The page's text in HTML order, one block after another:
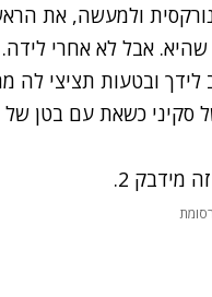
ולמעשה, את
אבל לא אחרי לידה.
ובטעות תציצי לה
סקיני כשאת עם בטן
מידבק 2.